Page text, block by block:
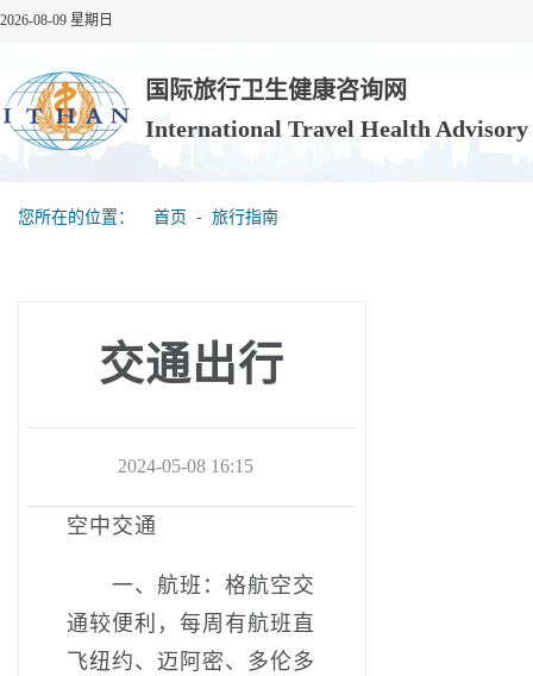
2026-08-09 星期日
国际旅行卫生健康咨询网
International Travel Health
您所在的位置： 首页 ‐ 旅行指南
交通出行
2024-05-08 16:15
空中交通
一、航班：格航空交
通较便利，每周有航班直
飞纽约、迈阿密、多伦多